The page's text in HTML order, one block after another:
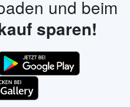
und beim
sparen!